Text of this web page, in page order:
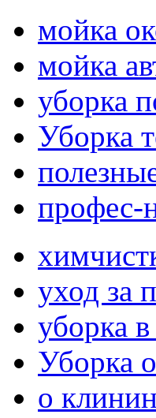
мойка
мойка
уборка
Уборка
профес-
уход за
уборка
Уборка
о